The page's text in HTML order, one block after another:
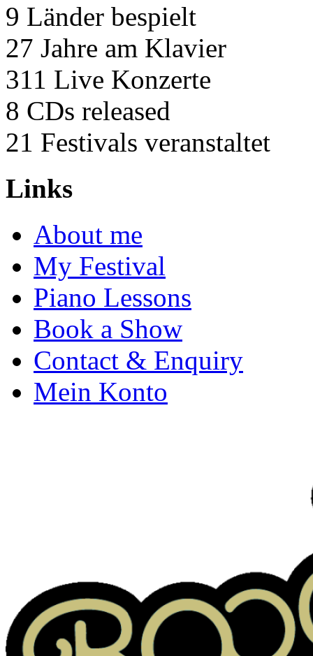
9 Länder bespielt
27 Jahre am Klavier
311 Live Konzerte
8 CDs released
21 Festivals veranstaltet
Links
About me
My Festival
Piano Lessons
Book a Show
Contact & Enquiry
Mein Konto